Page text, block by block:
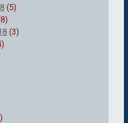
(5)
(3)